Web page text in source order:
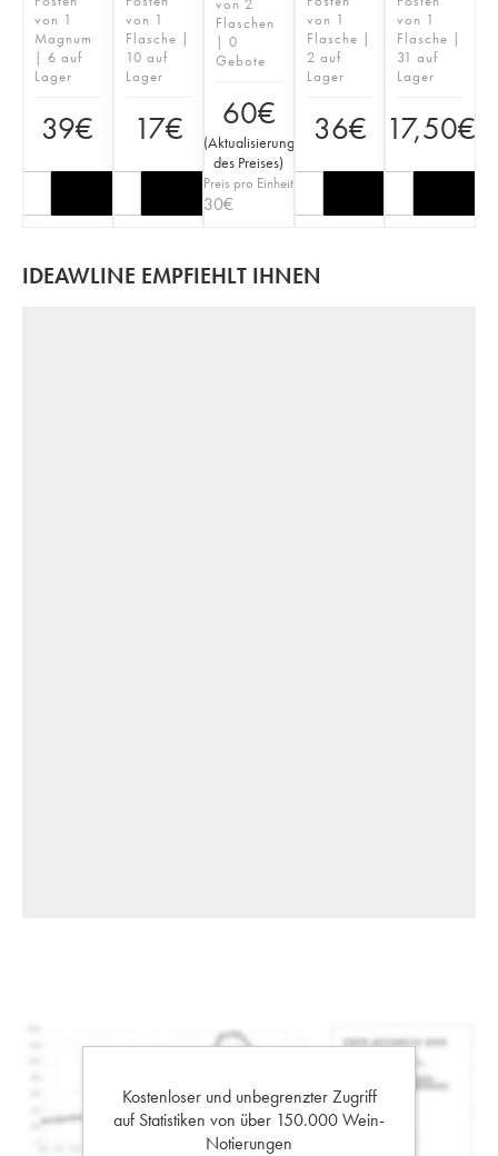
von 1
Magnum
| 6 auf
Lager
39€
von 1
Flasche |
10 auf
Lager
17€
Flaschen
| 0
Gebote
60€
(Aktualisierung
des Preises)
Preis pro Einheit
30€
von 1
Flasche |
2 auf
Lager
36€
von 1
Flasche |
31 auf
Lager
17,50€
IDEAWLINE EMPFIEHLT IHNEN
Kostenloser und unbegrenzter Zugriff
auf Statistiken von über 150.000 Wein-
Notierungen